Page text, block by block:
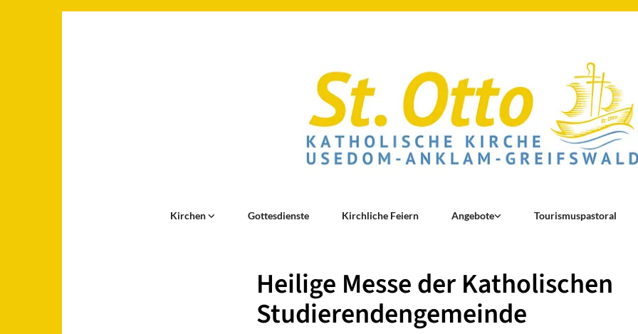
Kirchen Gottesdienste Kirchliche Feiern Angebote Tourismuspastoral
Heilige Messe der Katholischen
Studierendengemeinde